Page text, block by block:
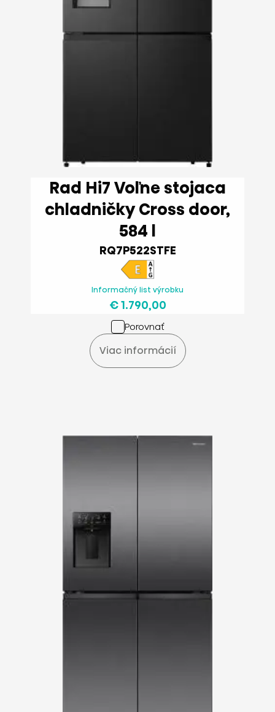
Rad Hi7 Voľne stojaca
chladničky Cross door,
584 l
RQ7P522STFE
Informačný list výrobku
€ 1.790,00
Porovnať
Viac informácií